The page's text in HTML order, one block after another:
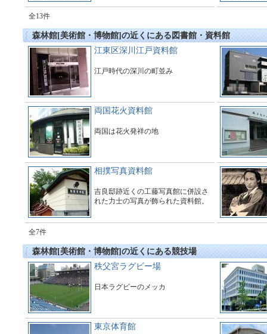
全13件
森林館[美術館・博物館]の近くにある図書館・資料館
江東区深川江戸資料館
江戸時代の深川の町並み
両国花火資料館
両国は花火発祥の地
相撲写真資料館
吉良邸跡近くの工藤写真館に併設さ
れた力士の写真が飾られた資料館。
全7件
森林館[美術館・博物館]の近くにある競技場
秩父宮ラグビー場
日本ラグビーのメッカ
東京体育館